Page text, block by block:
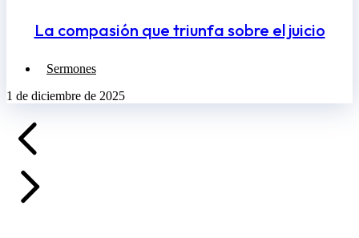
La compasión que triunfa sobre el juicio
Sermones
1 de diciembre de 2025